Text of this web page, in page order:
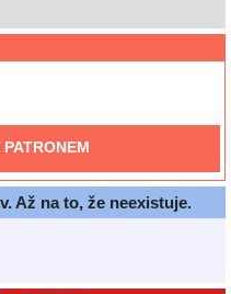
Až na to, že neexistuje.